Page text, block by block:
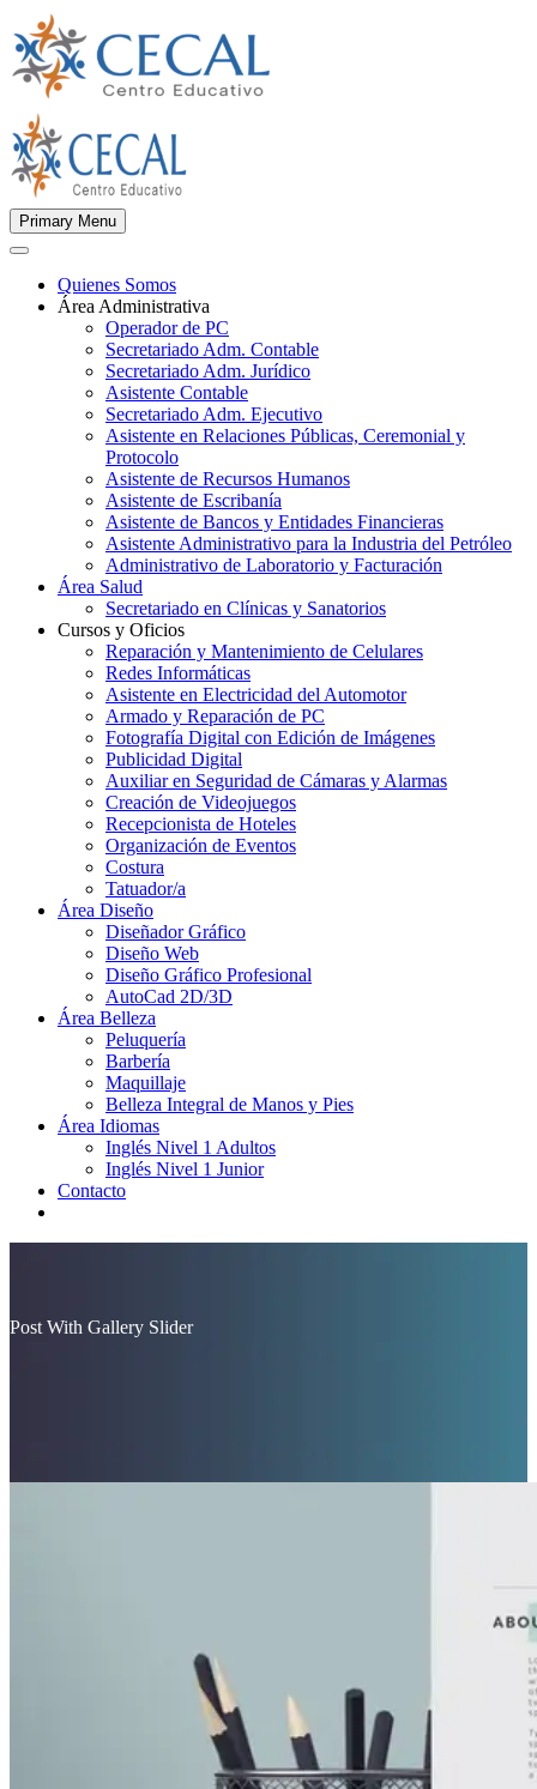
Primary Menu
Quienes Somos
Área Administrativa
Operador de PC
Secretariado Adm. Contable
Secretariado Adm. Jurídico
Asistente Contable
Secretariado Adm. Ejecutivo
Asistente en Relaciones Públicas, Ceremonial y
Protocolo
Asistente de Recursos Humanos
Asistente de Escribanía
Asistente de Bancos y Entidades Financieras
Asistente Administrativo para la Industria del Petróleo
Administrativo de Laboratorio y Facturación
Área Salud
Secretariado en Clínicas y Sanatorios
Cursos y Oficios
Reparación y Mantenimiento de Celulares
Redes Informáticas
Asistente en Electricidad del Automotor
Armado y Reparación de PC
Fotografía Digital con Edición de Imágenes
Publicidad Digital
Auxiliar en Seguridad de Cámaras y Alarmas
Creación de Videojuegos
Recepcionista de Hoteles
Organización de Eventos
Costura
Tatuador/a
Área Diseño
Diseñador Gráfico
Diseño Web
Diseño Gráfico Profesional
AutoCad 2D/3D
Área Belleza
Peluquería
Barbería
Maquillaje
Belleza Integral de Manos y Pies
Área Idiomas
Inglés Nivel 1 Adultos
Inglés Nivel 1 Junior
Contacto
Post With Gallery Slider